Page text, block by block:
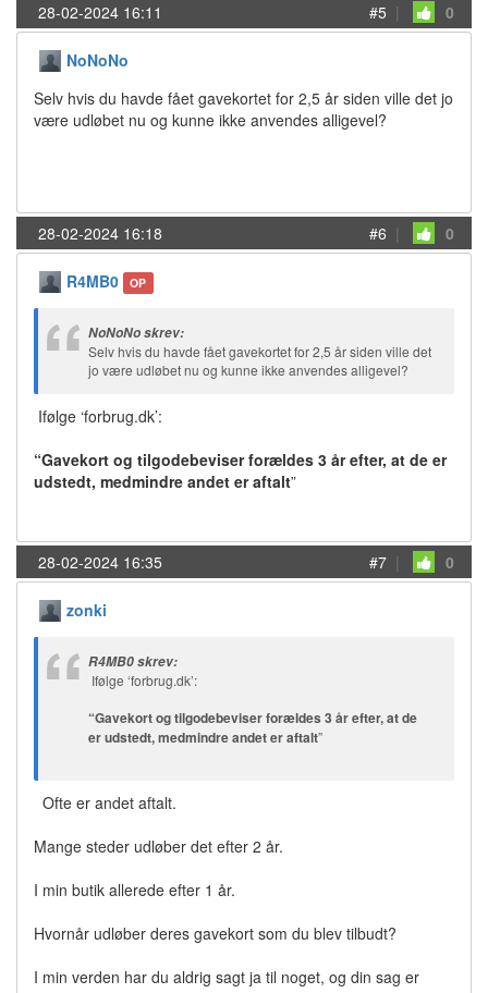
28-02-2024 16:11 #5 | 0
NoNoNo
Selv hvis du havde fået gavekortet for 2,5 år siden ville det jo
være udløbet nu og kunne ikke anvendes alligevel?
28-02-2024 16:18 #6 | 0
R4MB0 OP
NoNoNo skrev:
Selv hvis du havde fået gavekortet for 2,5 år siden ville det
jo være udløbet nu og kunne ikke anvendes alligevel?
Ifølge ‘forbrug.dk’:
“Gavekort og tilgodebeviser forældes 3 år efter, at de er
udstedt, medmindre andet er aftalt”
28-02-2024 16:35 #7 | 0
zonki
R4MB0 skrev:
Ifølge ‘forbrug.dk’:
“Gavekort og tilgodebeviser forældes 3 år efter, at de
er udstedt, medmindre andet er aftalt”
Ofte er andet aftalt.
Mange steder udløber det efter 2 år.
I min butik allerede efter 1 år.
Hvornår udløber deres gavekort som du blev tilbudt?
I min verden har du aldrig sagt ja til noget, og din sag er